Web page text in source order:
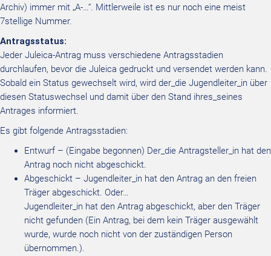
Archiv) immer mit „A-…“. Mittlerweile ist es nur noch eine meist
7stellige Nummer.
Antragsstatus:
Jeder Juleica-Antrag muss verschiedene Antragsstadien
durchlaufen, bevor die Juleica gedruckt und versendet werden kann.
Sobald ein Status gewechselt wird, wird der_die Jugendleiter_in über
diesen Statuswechsel und damit über den Stand ihres_seines
Antrages informiert.
Es gibt folgende Antragsstadien:
Entwurf – (Eingabe begonnen) Der_die Antragsteller_in hat den
Antrag noch nicht abgeschickt.
Abgeschickt – Jugendleiter_in hat den Antrag an den freien
Träger abgeschickt. Oder…
Jugendleiter_in hat den Antrag abgeschickt, aber den Träger
nicht gefunden (Ein Antrag, bei dem kein Träger ausgewählt
wurde, wurde noch nicht von der zuständigen Person
übernommen.).